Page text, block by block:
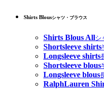
Shirts Blousシャツ・ブラウス
Shirts Blous Allシ
Shortsleeve shirts
Longsleeve shirts
Shortsleeve blous
Longsleeve blous
RalphLauren